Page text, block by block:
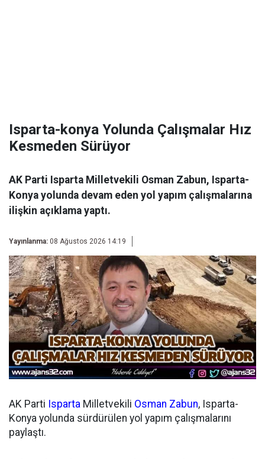
Isparta-konya Yolunda Çalışmalar Hız
Kesmeden Sürüyor
AK Parti Isparta Milletvekili Osman Zabun, Isparta-
Konya yolunda devam eden yol yapım çalışmalarına
ilişkin açıklama yaptı.
Yayınlanma: 08 Ağustos 2026 14:19
AK Parti Isparta Milletvekili Osman Zabun, Isparta-
Konya yolunda sürdürülen yol yapım çalışmalarını
paylaştı.